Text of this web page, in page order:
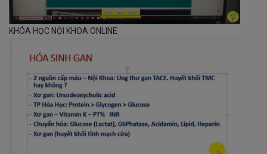
KHÓA HỌC NỘI KHOA ONLINE